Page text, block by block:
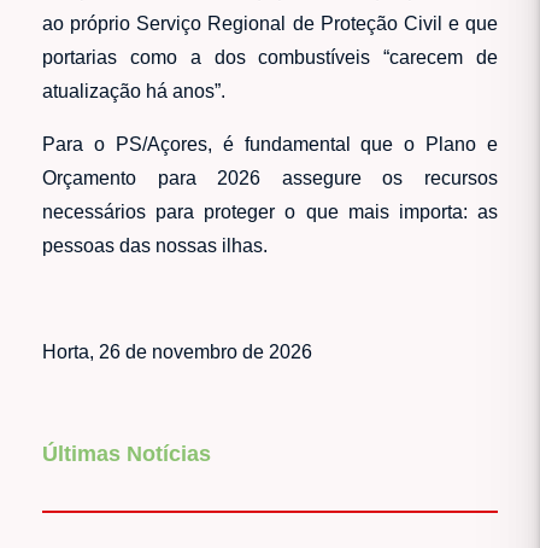
ao próprio Serviço Regional de Proteção Civil e que
portarias como a dos combustíveis “carecem de
atualização há anos”.
Para o PS/Açores, é fundamental que o Plano e
Orçamento para 2026 assegure os recursos
necessários para proteger o que mais importa: as
pessoas das nossas ilhas.
Horta, 26 de novembro de 2026
Últimas Notícias